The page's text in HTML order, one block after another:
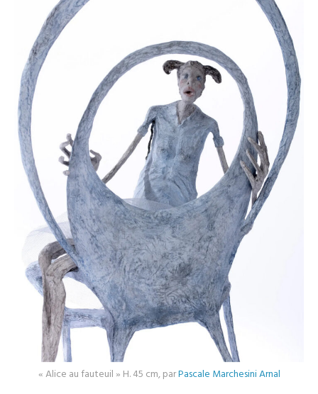
« Alice au fauteuil » H. 45 cm, parPascale Marchesini Arnal